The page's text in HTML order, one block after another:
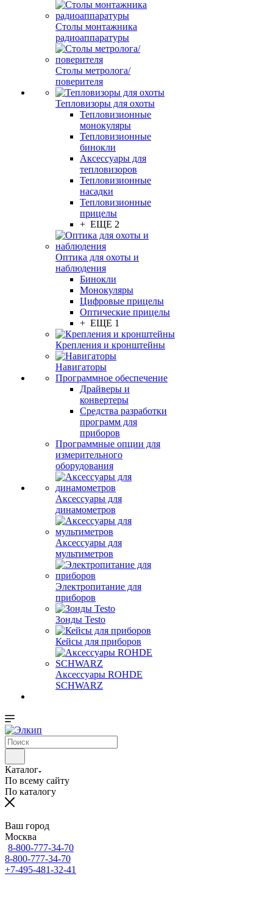
Столы монтажника
радиоаппаратуры
Столы метролога/
поверителя
Тепловизоры для охоты
Тепловизионные
монокуляры
Тепловизионные
бинокли
Аксессуары для
тепловизоров
Тепловизионные
насадки
Тепловизионные
прицелы
+ ЕЩЕ 2
Оптика для охоты и
наблюдения
Бинокли
Монокуляры
Цифровые прицелы
Оптические прицелы
+ ЕЩЕ 1
Крепления и кронштейны
Навигаторы
Программное обеспечение
Драйверы и
конвертеры
Средства разработки
программ для
приборов
Программные опции для
измерительного
оборудования
Аксессуары для
динамометров
Аксессуары для
мультиметров
Электропитание для
приборов
Зонды Testo
Кейсы для приборов
Аксессуары ROHDE
SCHWARZ
Каталог
По всему сайту
По каталогу
Ваш город
Москва
8-800-777-34-70
8-800-777-34-70
+7-495-481-32-41